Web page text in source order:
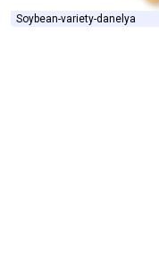
Soybean-variety-danelya